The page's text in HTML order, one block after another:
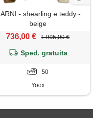
- shearling e teddy -
beige
736,00 € 1.995,00 €
Sped. gratuita
50
Yoox